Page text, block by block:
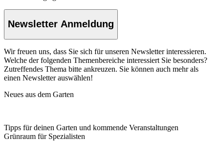
Newsletter Anmeldung
Wir freuen uns, dass Sie sich für unseren Newsletter interessieren.
Welche der folgenden Themenbereiche interessiert Sie besonders?
Zutreffendes Thema bitte ankreuzen. Sie können auch mehr als
einen Newsletter auswählen!
Neues aus dem Garten
Tipps für deinen Garten und kommende Veranstaltungen
Grünraum für Spezialisten